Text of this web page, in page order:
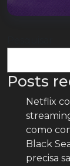
Posts
Netflix
como
Black
precisa